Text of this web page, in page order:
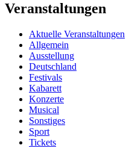
Veranstaltungen
Aktuelle Veranstaltungen
Allgemein
Ausstellung
Deutschland
Festivals
Kabarett
Konzerte
Musical
Sonstiges
Sport
Tickets